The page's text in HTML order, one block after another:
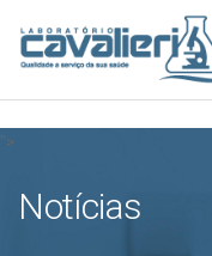
[elfsight_whatsapp_chat id="1"]
">
Notícias